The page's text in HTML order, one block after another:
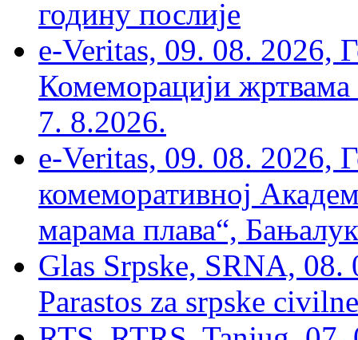
годину послије
e-Veritas, 09. 08. 2026,
Комеморацији жртвама
7. 8.2026.
e-Veritas, 09. 08. 2026,
комеморативној
марама плава“,
Glas Srpske, SRNA,
Parastos za srpske